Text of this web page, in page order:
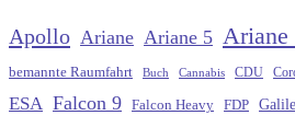
Apollo Ariane Ariane 5 Ariane
bemannte Raumfahrt Buch Cannabis CDU
ESA Falcon 9 Falcon Heavy FDP